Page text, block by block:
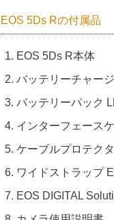
EOS 5Ds Rの付属品
EOS 5Ds R本体
バッテリーチャー
バッテリーパック
インターフェース
ケーブルプロテク
ワイドストラップ
EOS DIGITAL